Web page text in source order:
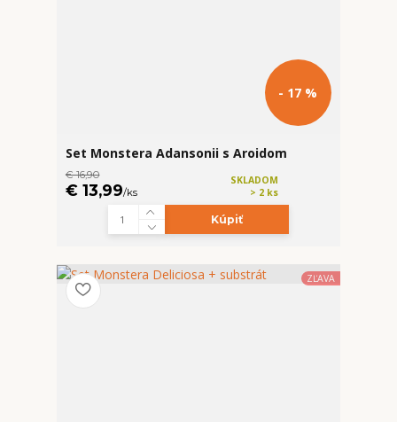
- 17 %
Set Monstera Adansonii s Aroidom
€ 16,90
€ 13,99/ks
SKLADOM
> 2 ks
Kúpiť
ZĽAVA